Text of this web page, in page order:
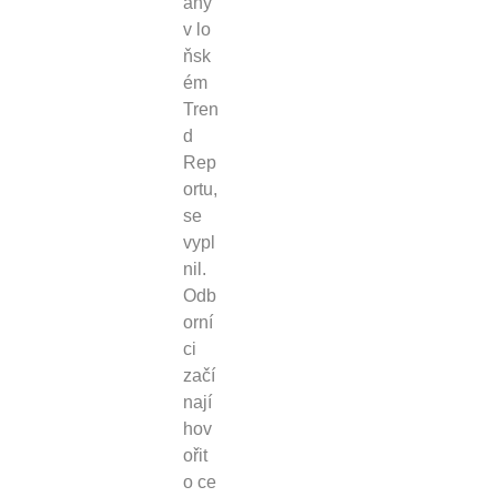
v lo
ňsk
ém
Tren
d
Rep
ortu,
se
vypl
nil.
Odb
orní
ci
začí
nají
hov
ořit
o ce